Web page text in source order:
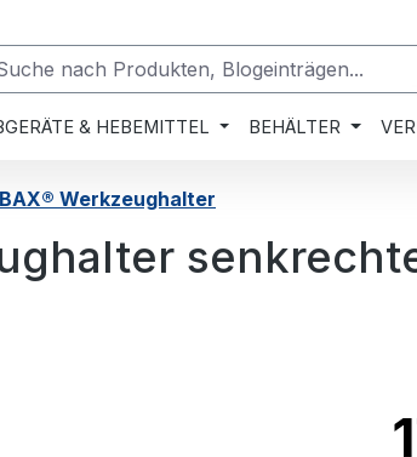
& HEBEMITTEL BEHÄLTER
Werkzeughalter